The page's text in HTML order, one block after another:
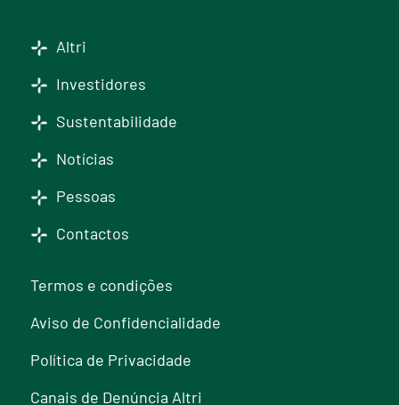
Altri
Investidores
Sustentabilidade
Notícias
Pessoas
Contactos
Termos e condições
Aviso de Confidencialidade
Política de Privacidade
Canais de Denúncia Altri